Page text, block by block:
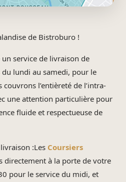
de Bistroburo !
service de livraison de
du lundi au samedi, pour le
l’entièreté de l’intra-
une attention particulière pour
fluide et respectueuse de
:Les Coursiers
directement à la porte de votre
pour le service du midi, et